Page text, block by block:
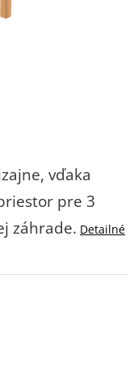
vďaka
pre 3
záhrade. Detailné